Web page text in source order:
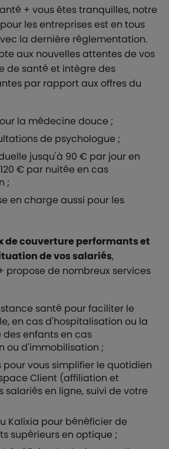
+ vous êtes tranquilles, notre
les entreprises est en tous
la dernière réglementation.
aux nouvelles attentes de vos
de santé et intègre des
par rapport aux offres du
la médecine douce ;
de psychologue ;
jusqu'à 90 € par jour en
€ par nuitée en cas
;
en charge aussi pour les
de couverture performants et
de vos salariés,
propose de nombreux services
santé pour faciliter le
en cas d'hospitalisation ou la
enfants en cas
ou d'immobilisation ;
vous simplifier le quotidien
Client (affiliation et
salariés en ligne, suivi de votre
Kalixia pour bénéficier de
supérieurs en optique ;